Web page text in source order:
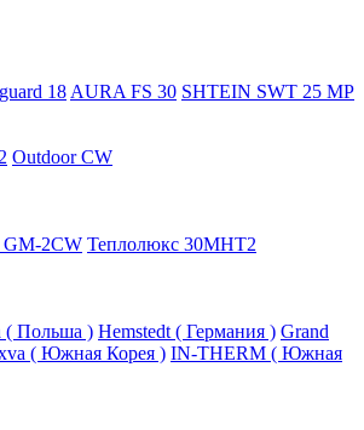
18 AURA FS 30 SHTEIN SWT 25 MP
Outdoor CW
GM-2CW Теплолюкс 30МНТ2
( Польша ) Hemstedt ( Германия ) Grand
( Южная Корея ) IN-THERM ( Южная